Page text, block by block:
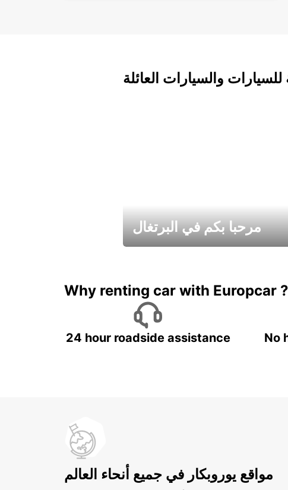
للسيارات والسيارات العائلة
مرحبا بكم في البرتغال
Why renting car with Europcar ?
24 hour roadside assistance No
مواقع يوروبكار في جميع أنحاء العالم